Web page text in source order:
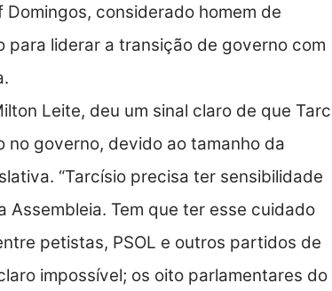
considerado homem de
liderar a transição de governo com
Leite, deu um sinal claro de que
governo, devido ao tamanho da
“Tarcísio precisa ter sensibilidade
Tem que ter esse cuidado
petistas, PSOL e outros partidos de
impossível; os oito parlamentares do